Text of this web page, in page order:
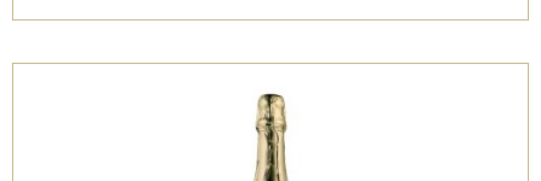
Metodo
Cantine